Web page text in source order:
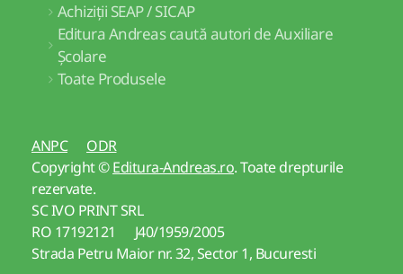
Achiziții SEAP / SICAP
Editura Andreas caută autori de Auxiliare
Școlare
Toate Produsele
ANPC
ODR
Copyright ©Editura-Andreas.ro. Toate drepturile
rezervate.
SC IVO PRINT SRL
RO 17192121 J40/1959/2005
Strada Petru Maior nr. 32, Sector 1, Bucuresti